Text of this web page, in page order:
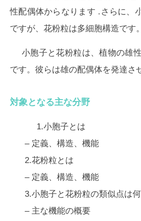
性配偶体からなります .さらに、
ですが、花粉粒は多細胞構造です。
小胞子と花粉粒は、植物の雄
です。彼らは雄の配偶体を発達さ
対象となる主な分野
1.小胞子とは
– 定義、構造、機能
2.花粉粒とは
– 定義、構造、機能
3.小胞子と花粉粒の類似点は
– 主な機能の概要